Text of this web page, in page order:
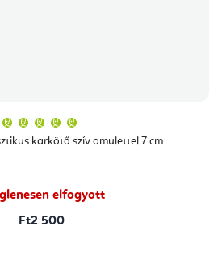
karkötő szív amulettel 7 cm
átlagos
értékelése
elfogyott
Ft2 500